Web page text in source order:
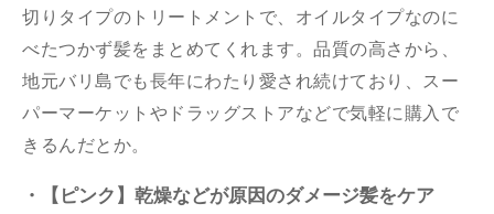
切りタイプのトリートメントで、オイルタイプなのに
べたつかず髪をまとめてくれます。品質の高さから、
地元バリ島でも長年にわたり愛され続けており、スー
パーマーケットやドラッグストアなどで気軽に購入で
きるんだとか。
・【ピンク】乾燥などが原因のダメージ髪をケア